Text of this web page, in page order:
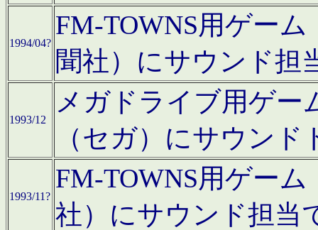
1994/04?
FM-TOWNS用ゲー
聞社）にサウンド担
1993/12
メガドライブ用ゲー
（セガ）にサウン
1993/11?
FM-TOWNS用ゲー
社）にサウンド担当